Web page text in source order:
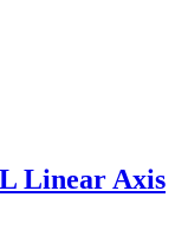
Linear Axis